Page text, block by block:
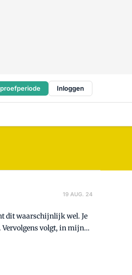
Inloggen
19 AUG. 24
dit waarschijnlijk wel. Je
Vervolgens volgt, in mijn